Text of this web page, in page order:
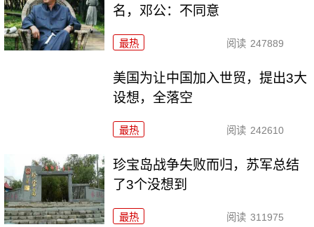
名，邓公：不同意
最热 阅读 247889
美国为让中国加入世贸，提出3大
设想，全落空
最热 阅读 242610
珍宝岛战争失败而归，苏军总结
了3个没想到
最热 阅读 311975